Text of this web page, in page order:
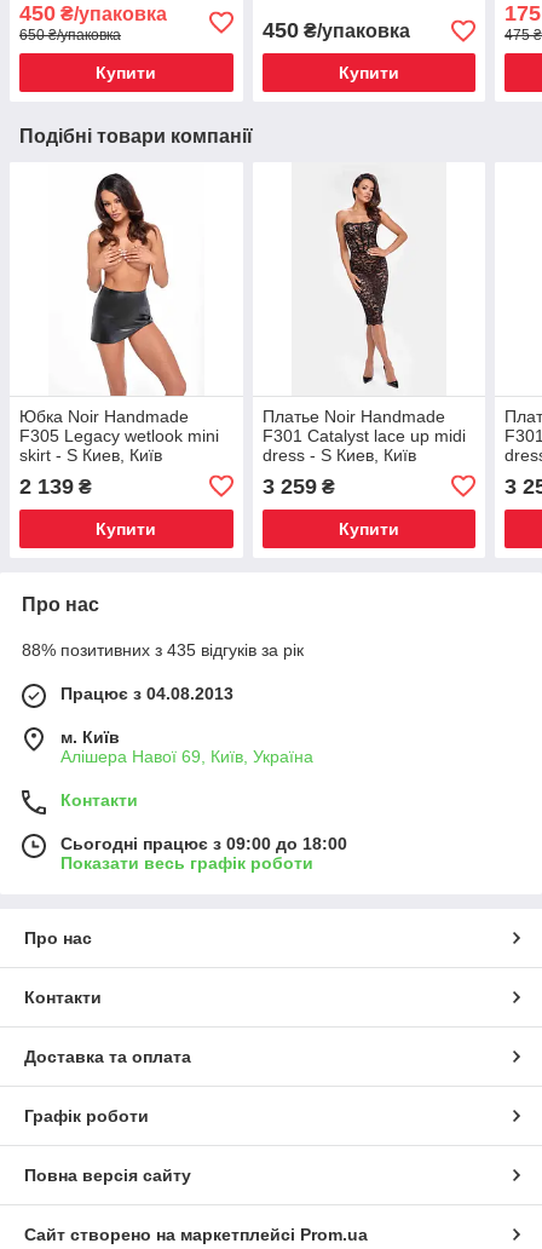
450 ₴/упаковка
650 ₴/упаковка
Купити
450₴/упаковка
Купити
175
475
Подібні товари компанії
Юбка Noir Handmade
F305 Legacy wetlook mini
skirt - S Киев, Київ
2 139 ₴
Купити
Платье Noir Handmade
F301 Catalyst lace up midi
dress - S Киев, Київ
3 259₴
Купити
3
Про нас
88% позитивних з 435 відгуків за рік
Працює з 04.08.2013
м. Київ
Алішера Навої 69, Київ, Україна
Контакти
Сьогодні працює з 09:00 до 18:00
Показати весь графік роботи
Про нас
Контакти
Доставка та оплата
Графік роботи
Повна версія сайту
Сайт створено на маркетплейсі Prom.ua